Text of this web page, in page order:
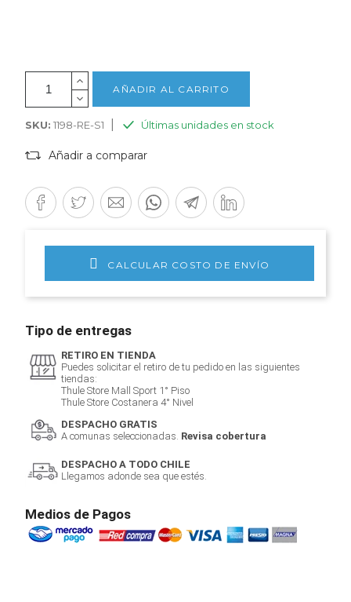
AÑADIR AL CARRITO
SKU: 1198-RE-S1 Últimas unidades en stock
Añadir a comparar
CALCULAR COSTO DE ENVÍO
Tipo de entregas
RETIRO EN TIENDA
Puedes solicitar el retiro de tu pedido en las siguientes
tiendas:
Thule Store Mall Sport 1° Piso
Thule Store Costanera 4° Nivel
DESPACHO GRATIS
A comunas seleccionadas. Revisa cobertura
DESPACHO A TODO CHILE
Llegamos adonde sea que estés.
Medios de Pagos